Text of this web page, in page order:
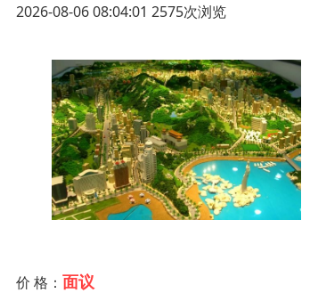
2026-08-06 08:04:01 2575次浏览
价 格： 面议